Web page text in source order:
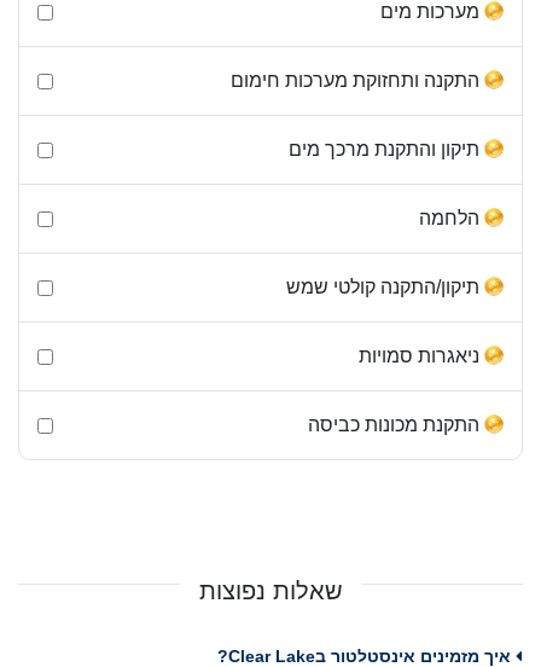
מערכות מים
התקנה ותחזוקת מערכות חימום
תיקון והתקנת מרכך מים
הלחמה
תיקון/התקנה קולטי שמש
ניאגרות סמויות
התקנת מכונות כביסה
שאלות נפוצות
איך מזמינים אינסטלטור בClear Lake?